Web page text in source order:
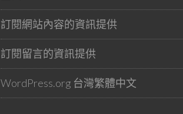
訂閱網站內容的資訊提供
訂閱留言的資訊提供
WordPress.org 台灣繁體中文